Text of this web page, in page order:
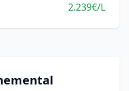
2.239€/L